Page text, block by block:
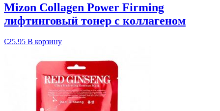
Mizon Collagen Power Firming
лифтинговый тонер с коллагеном
€25.95 В корзину